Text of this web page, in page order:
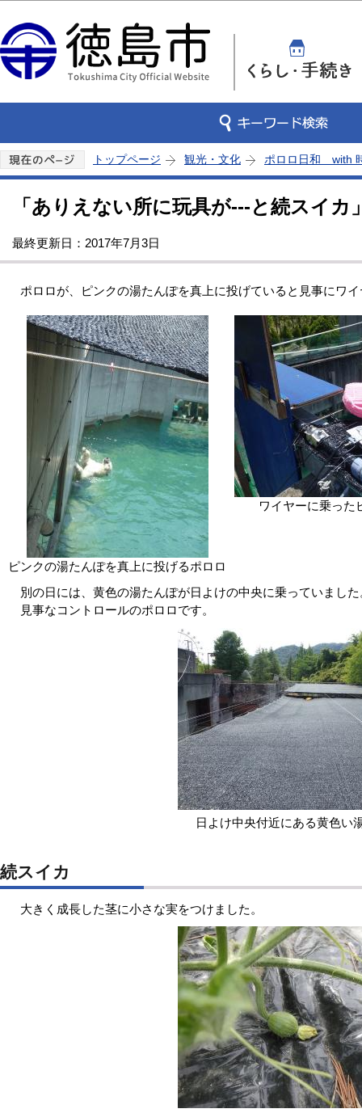
トップページ 観光・文化 ポロロ日和 with
「ありえない所に玩具が---と続スイカ
最終更新日：2017年7月3日
ポロロが、ピンクの湯たんぽを真上に投げていると見事にワ
ピンクの湯たんぽを真上に投げるポロロ
ワイヤーに乗った
別の日には、黄色の湯たんぽが日よけの中央に乗っていました
見事なコントロールのポロロです。
日よけ中央付近にある黄色い
続スイカ
大きく成長した茎に小さな実をつけました。